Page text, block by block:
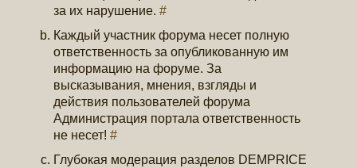
за их нарушение.#
Каждый участник форума несет полную
ответственность за опубликованную им
информацию на форуме. За
высказывания, мнения, взгляды и
действия пользователей форума
Администрация портала ответственность
не несет!#
Глубокая модерация разделов DEMPRICE